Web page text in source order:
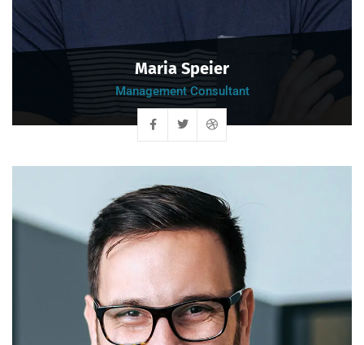
Maria Speier
Management Consultant